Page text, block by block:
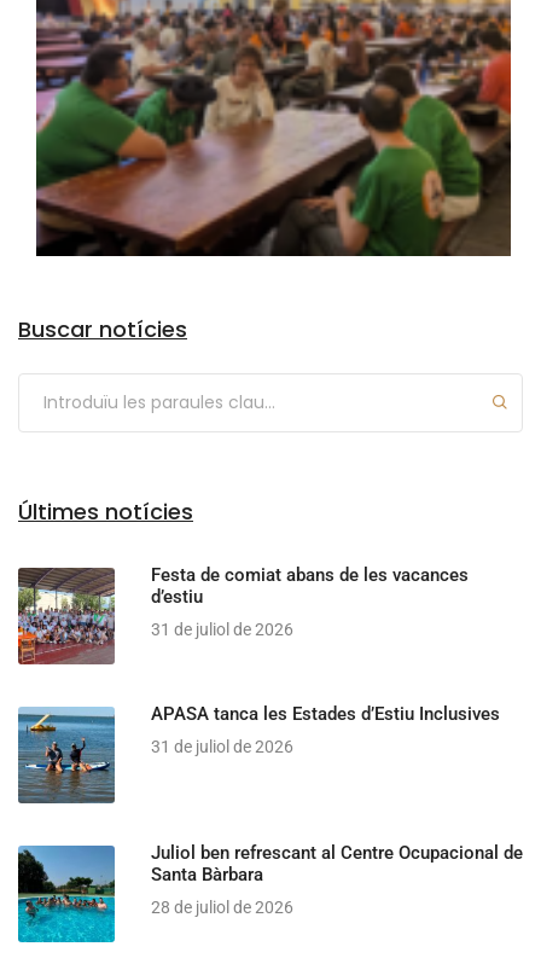
Buscar notícies
Últimes notícies
Festa de comiat abans de les vacances
d’estiu
31 de juliol de 2026
APASA tanca les Estades d’Estiu Inclusives
31 de juliol de 2026
Juliol ben refrescant al Centre Ocupacional de
Santa Bàrbara
28 de juliol de 2026